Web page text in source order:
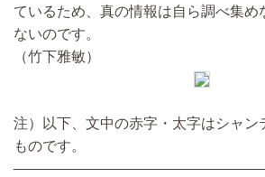
ているため、真の情報は自ら調べ集め
ないのです。
（竹下雅敏）
注）以下、文中の赤字・太字はシャン
ものです。